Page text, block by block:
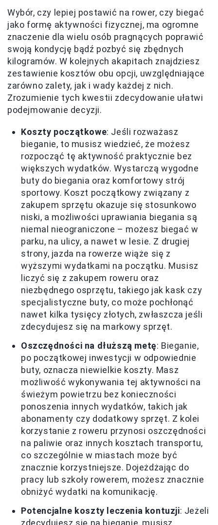
Wybór, czy lepiej postawić na rower, czy biegać
jako formę aktywności fizycznej, ma ogromne
znaczenie dla wielu osób pragnących poprawić
swoją kondycję bądź pozbyć się zbędnych
kilogramów. W kolejnych akapitach znajdziesz
zestawienie kosztów obu opcji, uwzględniające
zarówno zalety, jak i wady każdej z nich.
Zrozumienie tych kwestii zdecydowanie ułatwi
podejmowanie decyzji.
Koszty początkowe: Jeśli rozważasz
bieganie, to musisz wiedzieć, że możesz
rozpocząć tę aktywność praktycznie bez
większych wydatków. Wystarczą wygodne
buty do biegania oraz komfortowy strój
sportowy. Koszt początkowy związany z
zakupem sprzętu okazuje się stosunkowo
niski, a możliwości uprawiania biegania są
niemal nieograniczone – możesz biegać w
parku, na ulicy, a nawet w lesie. Z drugiej
strony, jazda na rowerze wiąże się z
wyższymi wydatkami na początku. Musisz
liczyć się z zakupem roweru oraz
niezbędnego osprzętu, takiego jak kask czy
specjalistyczne buty, co może pochłonąć
nawet kilka tysięcy złotych, zwłaszcza jeśli
zdecydujesz się na markowy sprzęt.
Oszczędności na dłuższą metę: Bieganie,
po początkowej inwestycji w odpowiednie
buty, oznacza niewielkie koszty. Masz
możliwość wykonywania tej aktywności na
świeżym powietrzu bez konieczności
ponoszenia innych wydatków, takich jak
abonamenty czy dodatkowy sprzęt. Z kolei
korzystanie z roweru przynosi oszczędności
na paliwie oraz innych kosztach transportu,
co szczególnie w miastach może być
znacznie korzystniejsze. Dojeżdżając do
pracy lub szkoły rowerem, możesz znacznie
obniżyć wydatki na komunikację.
Potencjalne koszty leczenia kontuzji: Jeżeli
zdecydujesz się na bieganie, musisz